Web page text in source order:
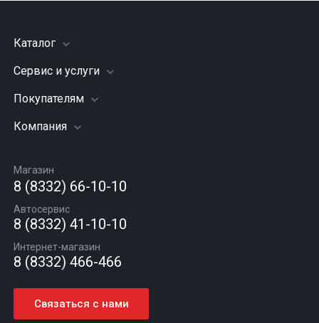
Каталог
Шины
Грузовые шины
Диски
Автомасла
Сервис и услуги
Заправка кондиционера
Подвеска (ходовая часть)
Шиномонтаж
Покупателям
Акции
Гарантии и возврат
Компания
Вакансии
Новости
Статьи
Контакты
Магазин
8 (8332) 66-10-10
Автосервис
8 (8332) 41-10-10
Интернет-магазин
8 (8332) 466-466
Связаться с нами